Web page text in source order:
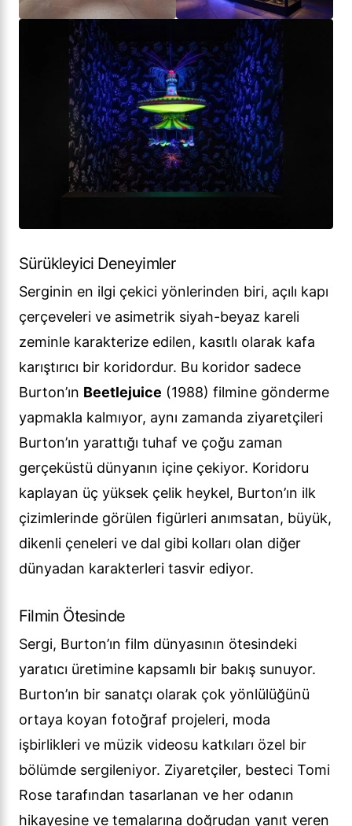
Sürükleyici Deneyimler
Serginin en ilgi çekici yönlerinden biri, açılı kapı
çerçeveleri ve asimetrik siyah-beyaz kareli
zeminle karakterize edilen, kasıtlı olarak kafa
karıştırıcı bir koridordur. Bu koridor sadece
Burton’ın Beetlejuice (1988) filmine gönderme
yapmakla kalmıyor, aynı zamanda ziyaretçileri
Burton’ın yarattığı tuhaf ve çoğu zaman
gerçeküstü dünyanın içine çekiyor. Koridoru
kaplayan üç yüksek çelik heykel, Burton’ın ilk
çizimlerinde görülen figürleri anımsatan, büyük,
dikenli çeneleri ve dal gibi kolları olan diğer
dünyadan karakterleri tasvir ediyor.
Filmin Ötesinde
Sergi, Burton’ın film dünyasının ötesindeki
yaratıcı üretimine kapsamlı bir bakış sunuyor.
Burton’ın bir sanatçı olarak çok yönlülüğünü
ortaya koyan fotoğraf projeleri, moda
işbirlikleri ve müzik videosu katkıları özel bir
bölümde sergileniyor. Ziyaretçiler, besteci Tomi
Rose tarafından tasarlanan ve her odanın
hikayesine ve temalarına doğrudan yanıt veren